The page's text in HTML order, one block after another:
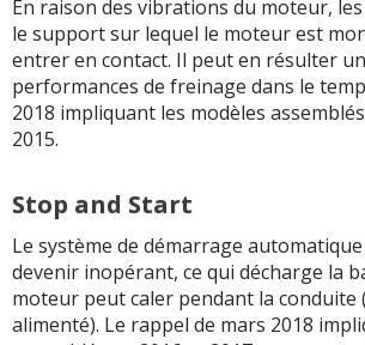
En raison des vibrations du moteur,
le support sur lequel le moteur est
entrer en contact. Il peut en résulter
performances de freinage dans le
2018 impliquant les modèles
2015.
Stop and Start
Le système de démarrage
devenir inopérant, ce qui décharge la
moteur peut caler pendant la conduite
alimenté). Le rappel de mars 2018